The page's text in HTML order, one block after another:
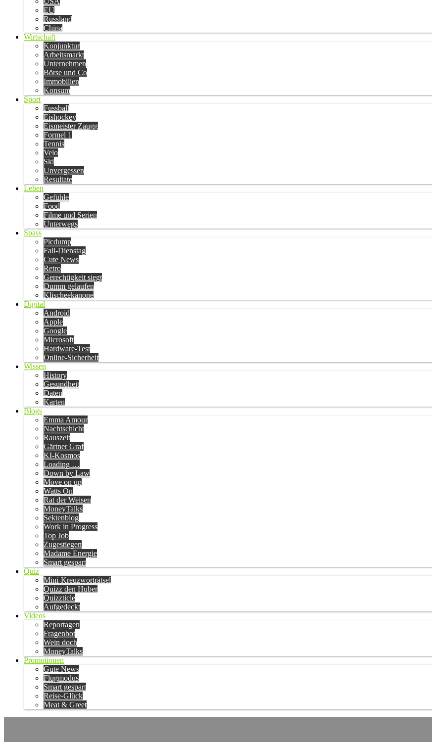
EU
Russland
China
Wirtschaft
Konjunktur
Arbeitsmarkt
Unternehmen
Börse und Co
Immobilien
Konsum
Sport
Fussball
Eishockey
Eismeister Zaugg
Formel 1
Tennis
Velo
Ski
Unvergessen
Resultate
Leben
Gefühle
Food
Filme und Serien
Unterwegs
Spass
Picdump
Fail-Dienstag
Cute News
Retro
Gerechtigkeit siegt
Dumm gelaufen
Klischeekanone
Digital
Android
Apple
Google
Microsoft
Hardware-Test
Online-Sicherheit
Wissen
History
Gesundheit
Daten
Karten
Blogs
Emma Amour
Nachtschicht
Rauszeit
Gärtner Graf
KI-Kosmos
Loading …
Down by Law
Move on up
Watts On
Rat der Weisen
MoneyTalks
Sektenblog
Work in Progress
Top Job
Zugestiegen
Madame Energie
Smart gespart
Quiz
Mini-Kreuzworträtsel
Quizz den Huber
Quizzticle
Aufgedeckt
Videos
Reportagen
Fragenbot
Wein doch
MoneyTalks
Promotionen
Gute News
Flugmodus
Smart gespart
Reise-Glück
Meat & Greet